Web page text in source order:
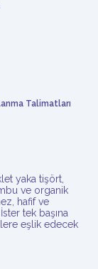
Talimatları
yaka tişört,
ve organik
hafif ve
tek başına
eşlik edecek